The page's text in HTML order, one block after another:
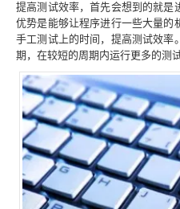
提高测试效率，首先会想到的就是
优势是能够让程序进行一些大量的
手工测试上的时间，提高测试效率
期，在较短的周期内运行更多的测试